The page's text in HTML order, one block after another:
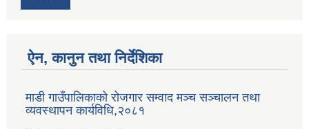
ऐन, कानुन तथा निर्देशिका
माडी गाउँपालिकाको रोजगार सम्वाद मञ्च सञ्चालन तथा
व्यवस्थापन कार्यविधि,२०८१